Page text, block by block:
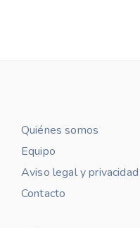
Quiénes somos
Equipo
Aviso legal y privacidad
Contacto